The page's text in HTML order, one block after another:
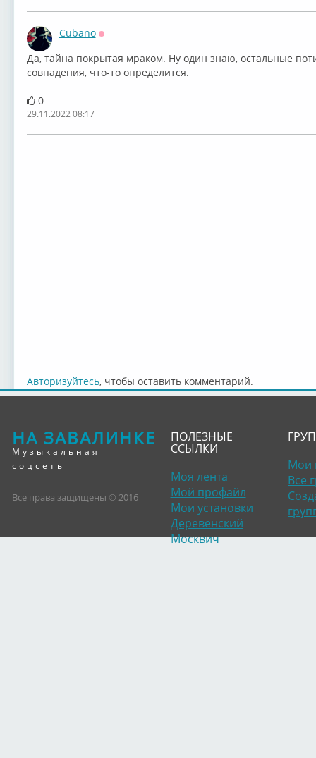
Cubano
Да, тайна покрытая мраком. Ну один знаю, остальные
совпадения, что-то определится.
0
29.11.2022 08:17
Авторизуйтесь, чтобы оставить комментарий.
НА ЗАВАЛИНКЕ
Музыкальная
соцсеть
Все права защищены © 2016
ПОЛЕЗНЫЕ
ССЫЛКИ
Моя лента
Мой профайл
Мои установки
Деревенский
Москвич
Мои
Все